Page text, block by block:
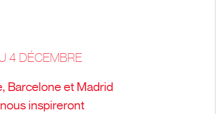
4 DÉCEMBRE
Barcelone et Madrid
inspireront